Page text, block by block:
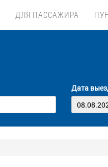
ДЛЯ ПАССАЖИРА
Дата